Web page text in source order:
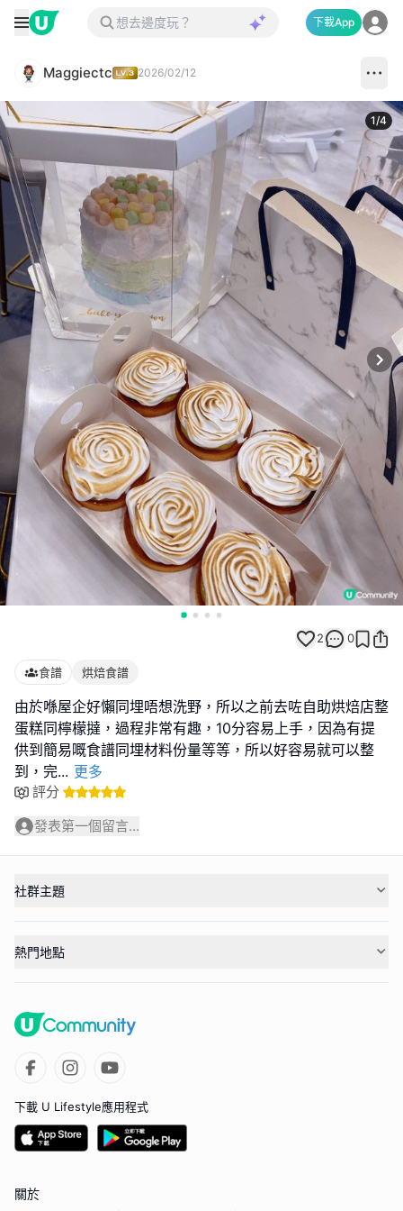
下載App
Maggiectc 2026/02/12
1/4
2 0
食譜 烘焙食譜
由於喺屋企好懶同埋唔想洗野，所以之前去咗自助烘焙店整
蛋糕同檸檬撻，過程非常有趣，10分容易上手，因為有提
供到簡易嘅食譜同埋材料份量等等，所以好容易就可以整
到，完... 更多
評分
發表第一個留言...
社群主題
熱門地點
下載 U Lifestyle應用程式
關於